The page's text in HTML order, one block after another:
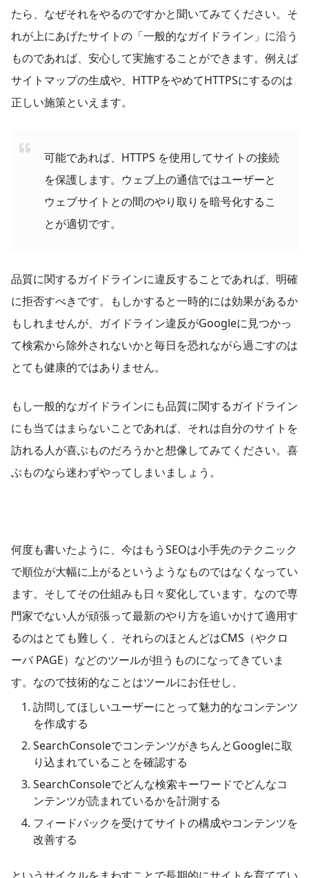
たら、なぜそれをやるのですかと聞いてみてください。そ
れが上にあげたサイトの「一般的なガイドライン」に沿う
ものであれば、安心して実施することができます。例えば
サイトマップの生成や、HTTPをやめてHTTPSにするのは
正しい施策といえます。
可能であれば、HTTPS を使用してサイトの接続
を保護します。ウェブ上の通信ではユーザーと
ウェブサイトとの間のやり取りを暗号化するこ
とが適切です。
品質に関するガイドラインに違反することであれば、明確
に拒否すべきです。もしかすると一時的には効果があるか
もしれませんが、ガイドライン違反がGoogleに見つかっ
て検索から除外されないかと毎日を恐れながら過ごすのは
とても健康的ではありません。
もし一般的なガイドラインにも品質に関するガイドライン
にも当てはまらないことであれば、それは自分のサイトを
訪れる人が喜ぶものだろうかと想像してみてください。喜
ぶものなら迷わずやってしまいましょう。
何度も書いたように、今はもうSEOは小手先のテクニック
で順位が大幅に上がるというようなものではなくなってい
ます。そしてその仕組みも日々変化しています。なので専
門家でない人が頑張って最新のやり方を追いかけて適用す
るのはとても難しく、それらのほとんどはCMS（やクロ
ーバ PAGE）などのツールが担うものになってきていま
す。なので技術的なことはツールにお任せし、
訪問してほしいユーザーにとって魅力的なコンテンツ
を作成する
SearchConsoleでコンテンツがきちんとGoogleに取
り込まれていることを確認する
SearchConsoleでどんな検索キーワードでどんなコ
ンテンツが読まれているかを計測する
フィードバックを受けてサイトの構成やコンテンツを
改善する